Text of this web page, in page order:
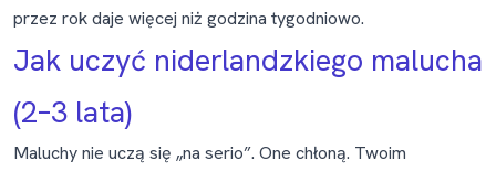
przez rok daje więcej niż godzina tygodniowo.
Jak uczyć niderlandzkiego malucha
(2–3 lata)
Maluchy nie uczą się „na serio”. One chłoną. Twoim